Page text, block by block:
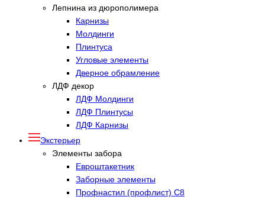
Лепнина из дюрополимера
Карнизы
Молдинги
Плинтуса
Угловые элементы
Дверное обрамление
ЛДФ декор
ЛДФ Молдинги
ЛДФ Плинтусы
ЛДФ Карнизы
Экстерьер
Элементы забора
Евроштакетник
Заборные элементы
Профнастил (профлист) С8